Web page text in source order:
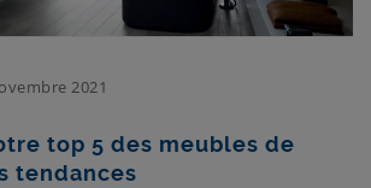
2021
top 5 des meubles de
tendances